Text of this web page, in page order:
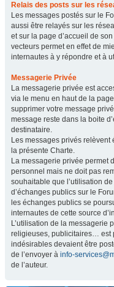
Relais des posts sur les
Les messages postés sur le
aussi être relayés sur les
et sur la page d’accueil de
vecteurs permet en effet de
internautes à y répondre et à
Messagerie Privée
La messagerie privée est
via le menu en haut de la
supprimer votre message
message reste dans la boite
destinataire.
Les messages privés
la présente Charte.
La messagerie privée permet
personnel mais ne doit pas
souhaitable que l’utilisation
d’échanges publics sur le
les échanges publics se
internautes de cette source
L’utilisation de la messagerie
religieuses, publicitaires… est
indésirables devaient être
de l’envoyer à info-
de l’auteur.